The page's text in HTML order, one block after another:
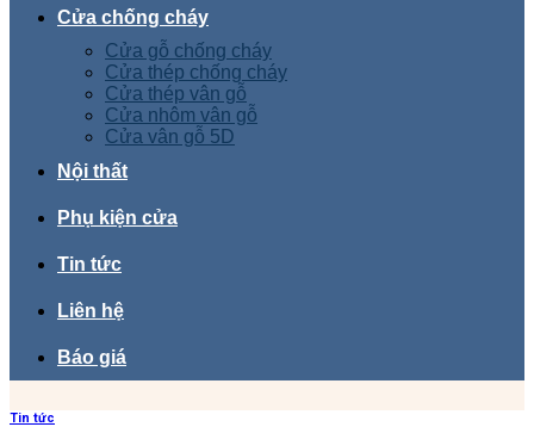
Cửa chống cháy
Cửa gỗ chống cháy
Cửa thép chống cháy
Cửa thép vân gỗ
Cửa nhôm vân gỗ
Cửa vân gỗ 5D
Nội thất
Phụ kiện cửa
Tin tức
Liên hệ
Báo giá
Tin tức